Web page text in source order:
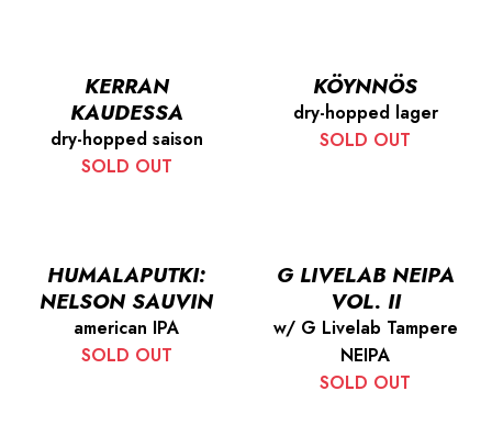
KERRAN
KAUDESSA
dry-hopped saison
SOLD OUT
KÖYNNÖS
dry-hopped lager
SOLD OUT
HUMALAPUTKI:
NELSON SAUVIN
american IPA
SOLD OUT
G LIVELAB NEIPA
VOL. II
w/ G Livelab Tampere
NEIPA
SOLD OUT